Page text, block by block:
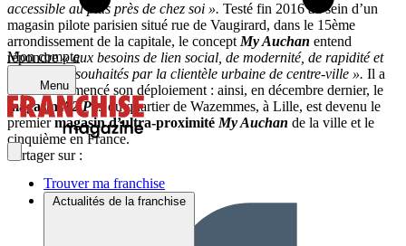
Mon compte
Menu
Trouver ma franchise
Actualités de la franchise
accessible au plus près de chez soi ». Testé fin 2016 au sein d’un
magasin pilote parisien situé rue de Vaugirard, dans le 15ème
arrondissement de la capitale, le concept My Auchan entend
répondre« aux besoins de lien social, de modernité, de rapidité et
de praticité souhaités par la clientèle urbaine de centre-ville ». Il a
depuis commencé son déploiement : ainsi, en décembre dernier, le
magasin A2 Pas du quartier de Wazemmes, à Lille, est devenu le
premiermagasin d’ultra-proximité My Auchan de la ville et le
cinquième en France.
Partager sur :